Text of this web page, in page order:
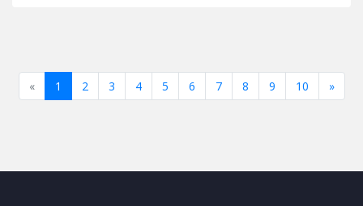
«Previous
1 2 3 4 5 6 7 8 9 10 »Next